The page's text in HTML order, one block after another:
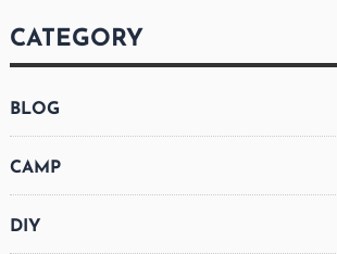
CATEGORY
BLOG
CAMP
DIY